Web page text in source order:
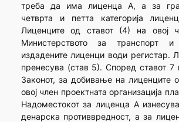
треба да има лиценца А, а за
четврта и петта категорија
Лиценците од ставот (4) на овој
Министерството за транспорт
издадените лиценци води регистар.
пренесува (став 5). Според ставот 7
Законот, за добивање на лиценците
овој член проектната организација
Надоместокот за лиценца А
денарска противвредност, а за